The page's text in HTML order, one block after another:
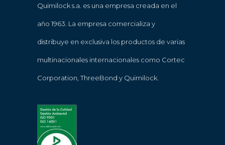
Quimilock s.a. es una empresa creada en el
año 1963. La empresa comercializa y
distribuye en exclusiva los productos de varias
multinacionales internacionales como Cortec
Corporation, ThreeBond y Quimilock.